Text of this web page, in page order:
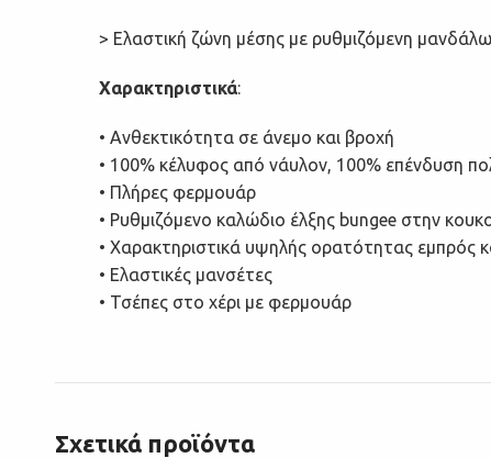
> Ελαστική ζώνη μέσης με ρυθμιζόμενη
Χαρακτηριστικά:
• Ανθεκτικότητα σε άνεμο και βροχή
• 100% κέλυφος από νάυλον, 100% επένδυση
• Πλήρες φερμουάρ
• Ρυθμιζόμενο καλώδιο έλξης bungee στην
• Χαρακτηριστικά υψηλής ορατότητας εμπρός
• Ελαστικές μανσέτες
• Τσέπες στο χέρι με φερμουάρ
Σχετικά προϊόντα